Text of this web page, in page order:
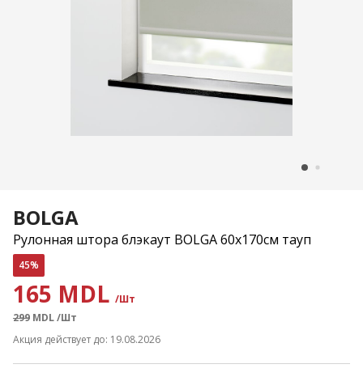
BOLGA
Рулонная штора блэкаут BOLGA 60x170см тауп
45%
165 MDL /Шт
299 MDL/Шт
Акция действует до: 19.08.2026